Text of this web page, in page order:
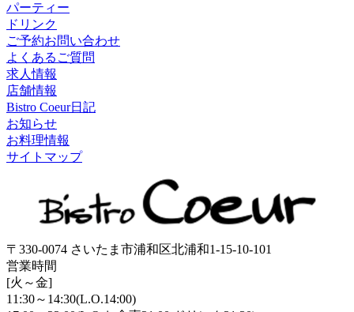
パーティー
ドリンク
ご予約お問い合わせ
よくあるご質問
求人情報
店舗情報
Bistro Coeur日記
お知らせ
お料理情報
サイトマップ
〒330-0074 さいたま市浦和区北浦和1-15-10-101
営業時間
[火～金]
11:30～14:30(L.O.14:00)